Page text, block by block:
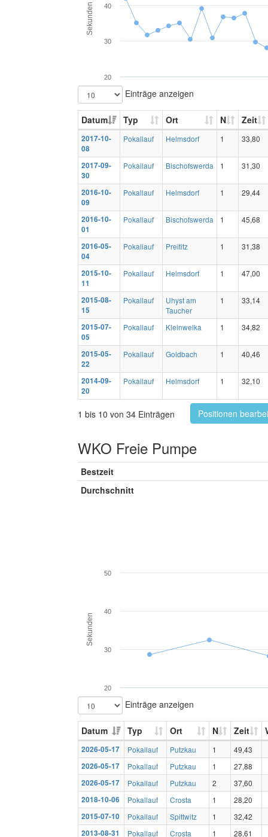
Sekunden
20
30
40
Einträge anzeigen
Datum Typ Ort N Zeit
2017-10-
08
Pokallauf Helmsdorf 1 33,80
2017-09-
30
Pokallauf Bischofswerda 1 31,30
2016-10-
09
Pokallauf Helmsdorf 1 29,44
2016-10-
01
Pokallauf Bischofswerda 1 45,68
2016-05-
04
Pokallauf Preititz 1 31,38
2015-10-
11
Pokallauf Helmsdorf 1 47,00
2015-08-
15
Pokallauf
Uhyst am
Taucher
1 33,14
2015-07-
05
Pokallauf Kleinwelka 1 34,82
2015-05-
22
Pokallauf Goldbach 1 40,46
2014-09-
20
Pokallauf Helmsdorf 1 32,10
1 bis 10 von 34 Einträgen Positionen
WKO Freie Pumpe
Bestzeit
Durchschnitt
Sekunden
20
30
40
50
Einträge anzeigen
Datum Typ Ort N Zeit
2026-05-17 Pokallauf Putzkau 1
49,43
2026-05-17
Pokallauf Putzkau 1
27,88
2026-05-17
Pokallauf Putzkau 2
37,60
2018-10-06
Pokallauf Crosta 1
28,20
2015-07-10
Pokallauf Spittwitz 1
32,42
2013-08-31
Pokallauf Crosta 1 28,61